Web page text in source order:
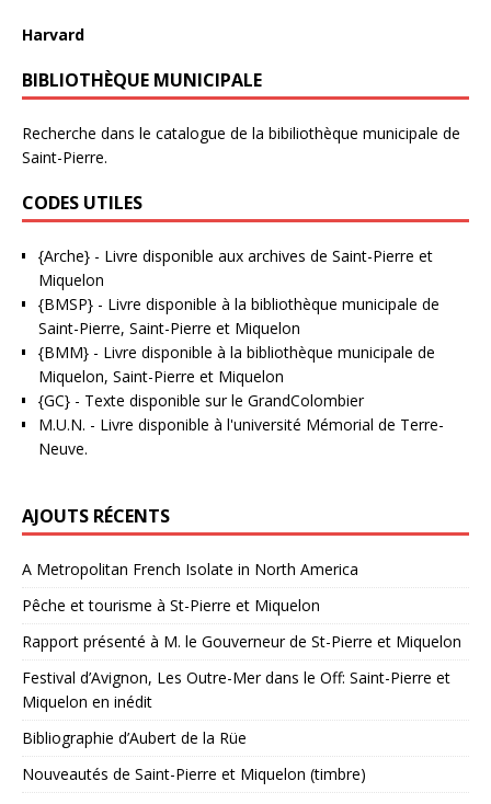
Harvard
BIBLIOTHÈQUE MUNICIPALE
Recherche dans le catalogue de la bibiliothèque municipale de
Saint-Pierre.
CODES UTILES
{Arche} - Livre disponible aux archives de Saint-Pierre et
Miquelon
{BMSP} - Livre disponible à la bibliothèque municipale de
Saint-Pierre, Saint-Pierre et Miquelon
{BMM} - Livre disponible à la bibliothèque municipale de
Miquelon, Saint-Pierre et Miquelon
{GC} - Texte disponible sur le GrandColombier
M.U.N. - Livre disponible à l'université Mémorial de Terre-
Neuve.
AJOUTS RÉCENTS
A Metropolitan French Isolate in North America
Pêche et tourisme à St-Pierre et Miquelon
Rapport présenté à M. le Gouverneur de St-Pierre et Miquelon
Festival d’Avignon, Les Outre-Mer dans le Off: Saint-Pierre et
Miquelon en inédit
Bibliographie d’Aubert de la Rüe
Nouveautés de Saint-Pierre et Miquelon (timbre)